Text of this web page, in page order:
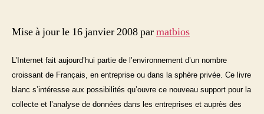
enquête
Internet
Mise à jour le 16 janvier 2008 parmatbios
L’Internet fait aujourd’hui partie de l’environnement d’un nombre
croissant de Français, en entreprise ou dans la sphère privée. Ce livre
blanc s’intéresse aux possibilités qu’ouvre ce nouveau support pour la
collecte et l’analyse de données dans les entreprises et auprès des